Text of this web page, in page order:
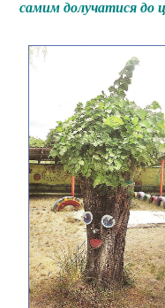
самим долучатися до